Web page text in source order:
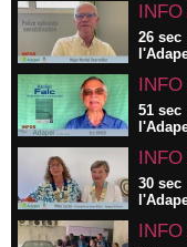
INFO
26 sec
INFO
51 sec
INFO
30 sec
INFO